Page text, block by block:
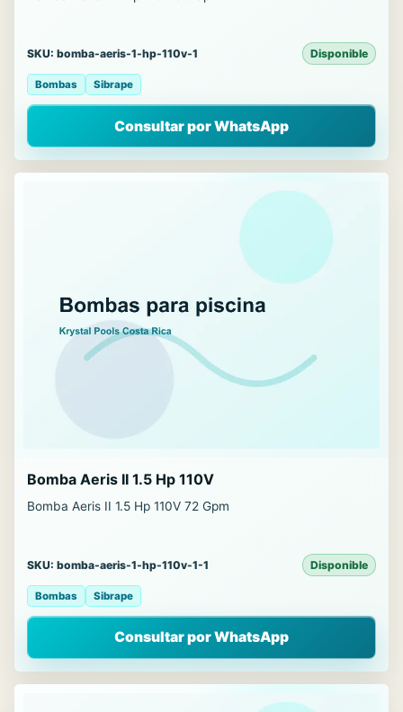
SKU: bomba-aeris-1-hp-110v-1 Disponible
Bombas Sibrape
Consultar por WhatsApp
Bomba Aeris II 1.5 Hp 110V
Bomba Aeris II 1.5 Hp 110V 72 Gpm
SKU: bomba-aeris-1-hp-110v-1-1 Disponible
Bombas Sibrape
Consultar por WhatsApp